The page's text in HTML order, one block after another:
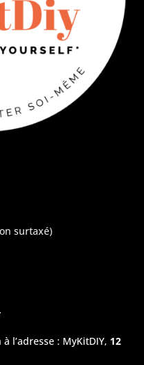
surtaxé)
l’adresse : MyKitDIY, 12